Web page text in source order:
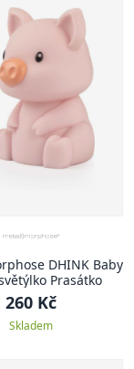
DHINK Baby
Prasátko
260 Kč
Skladem